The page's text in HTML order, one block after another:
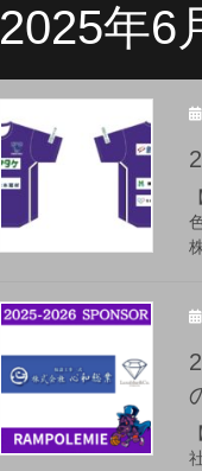
2025年6